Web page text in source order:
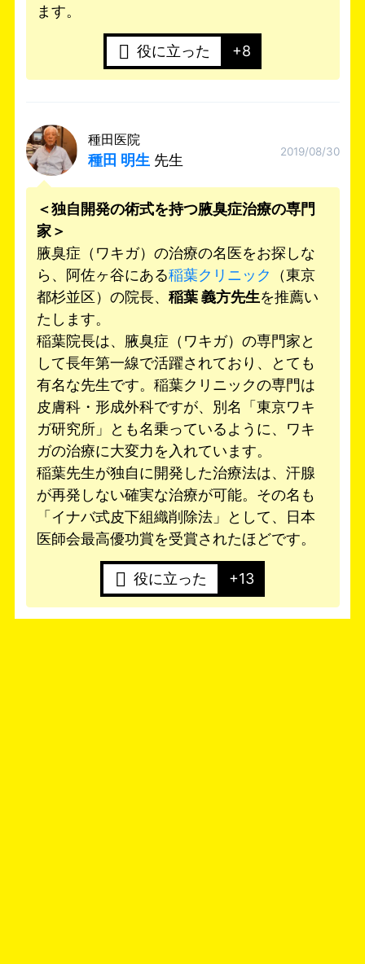
ます。
役に立った +8
種田医院
種田 明生 先生 2019/08/30
＜独自開発の術式を持つ腋臭症治療の専門
家＞
腋臭症（ワキガ）の治療の名医をお探しな
ら、阿佐ヶ谷にある稲葉クリニック
（東京
都杉並区）の院長、 稲葉 義方先生を推薦い
たします。
稲葉院長は、腋臭症（ワキガ）の専門家と
して長年第一線で活躍されており、とても
有名な先生です。稲葉クリニックの専門は
皮膚科・形成外科ですが、別名「東京ワキ
ガ研究所」とも名乗っているように、ワキ
ガの治療に大変力を入れています。
稲葉先生が独自に開発した治療法は、汗腺
が再発しない確実な治療が可能。その名も
「イナバ式皮下組織削除法」として、日本
医師会最高優功賞を受賞されたほどです。
役に立った +13